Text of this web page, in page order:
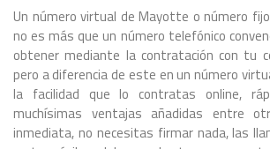
Un número virtual de Mayotte o número
no es más que un número telefónico
obtener mediante la contratación con tu
pero a diferencia de este en un número
la facilidad que lo contratas online,
muchísimas ventajas añadidas entre
inmediata, no necesitas firmar nada, las